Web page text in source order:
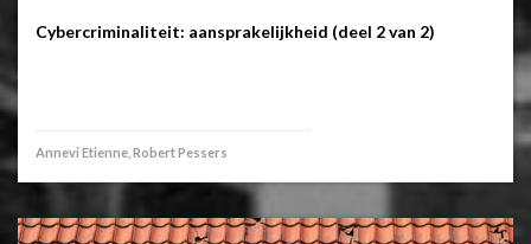
Cybercriminaliteit: aansprakelijkheid (deel 2 van 2)
Annevi Etienne, Robert Pessers